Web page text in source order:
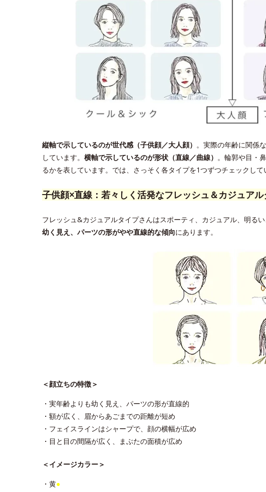
縦軸で示しているのが世代感（子供顔／大人顔） 。実際の年齢に関係
しています。 横軸で示しているのが形状（直線／曲線） 。輪郭や目・
るかを表しています。では、さっそく各タイプを1つずつチェックして
子供顔×直線：若々しく活発なフレッシュ＆カジュア
フレッシュ&カジュアルタイプさんはスポーティ、カジュアル、明る
幼く見え、パーツの形がやや直線的な傾向にあります。
＜顔立ちの特徴＞
・実年齢よりも幼く見え、パーツの形が直線的
・額が広く、眉からあごまでの距離が短め
・フェイスラインはシャープで、顔の横幅が広め
・目と目の間隔が広く、まぶたの面積が広め
＜イメージカラー＞
・黄●